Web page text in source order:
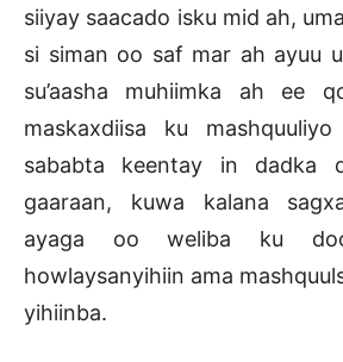
siiyay saacado isku mid ah,
si siman oo saf mar ah ayuu
su’aasha muhiimka ah ee
maskaxdiisa ku
sababta keentay in dadka
gaaraan, kuwa kalana
ayaga oo weliba ku
howlaysanyihiin ama
yihiinba.